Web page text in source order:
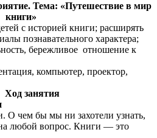
Тема: «Путешествие в мир
книги»
с историей книги; расширять
познавательного характера;
бережливое отношение к
компьютер, проектор,
Ход занятия
О чем бы мы ни захотели узнать,
любой вопрос. Книги — это